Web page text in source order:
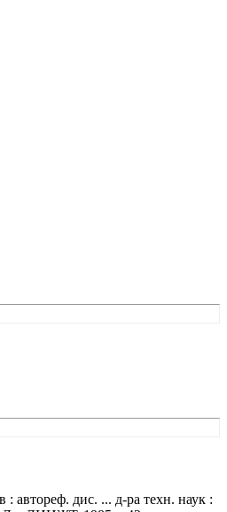
автореф. дис. ... д-ра техн. наук :